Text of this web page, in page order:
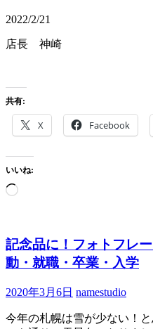
2022/2/21
店長 神崎
共有:
X Facebook
いいね:
記念品に！フォトフレ
動・就職・卒業・入学
2020年3月6日 namestudio
今年の札幌は雪が少ない！